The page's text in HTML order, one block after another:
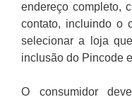
endereço completo,
contato, incluindo o
selecionar a loja
inclusão do Pincode
O consumidor